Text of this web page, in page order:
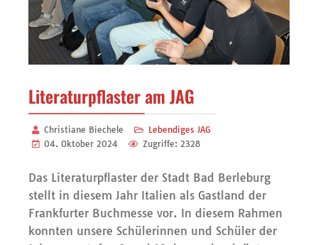
Literaturpflaster am JAG
Christiane Biechele
Lebendiges JAG
04. Oktober 2024
Zugriffe: 2328
Das Literaturpflaster der Stadt Bad Berleburg
stellt in diesem Jahr Italien als Gastland der
Frankfurter Buchmesse vor. In diesem Rahmen
konnten unsere Schülerinnen und Schüler der